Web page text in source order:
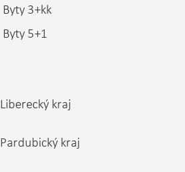
Byty 3+kk
Byty 5+1
Liberecký kraj
Pardubický kraj